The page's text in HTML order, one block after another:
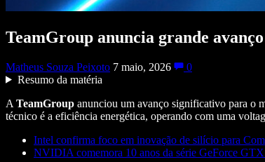
TeamGroup anuncia grande
Matheus Souza Peixoto 7 maio, 2026
0
Resumo da matéria
A TeamGroup anunciou um avanço significativo para o
técnico é a eficiência energética, operando com uma
Intel confirma foco em inovação de silício para
NVIDIA comemora 10 anos da série GeForce